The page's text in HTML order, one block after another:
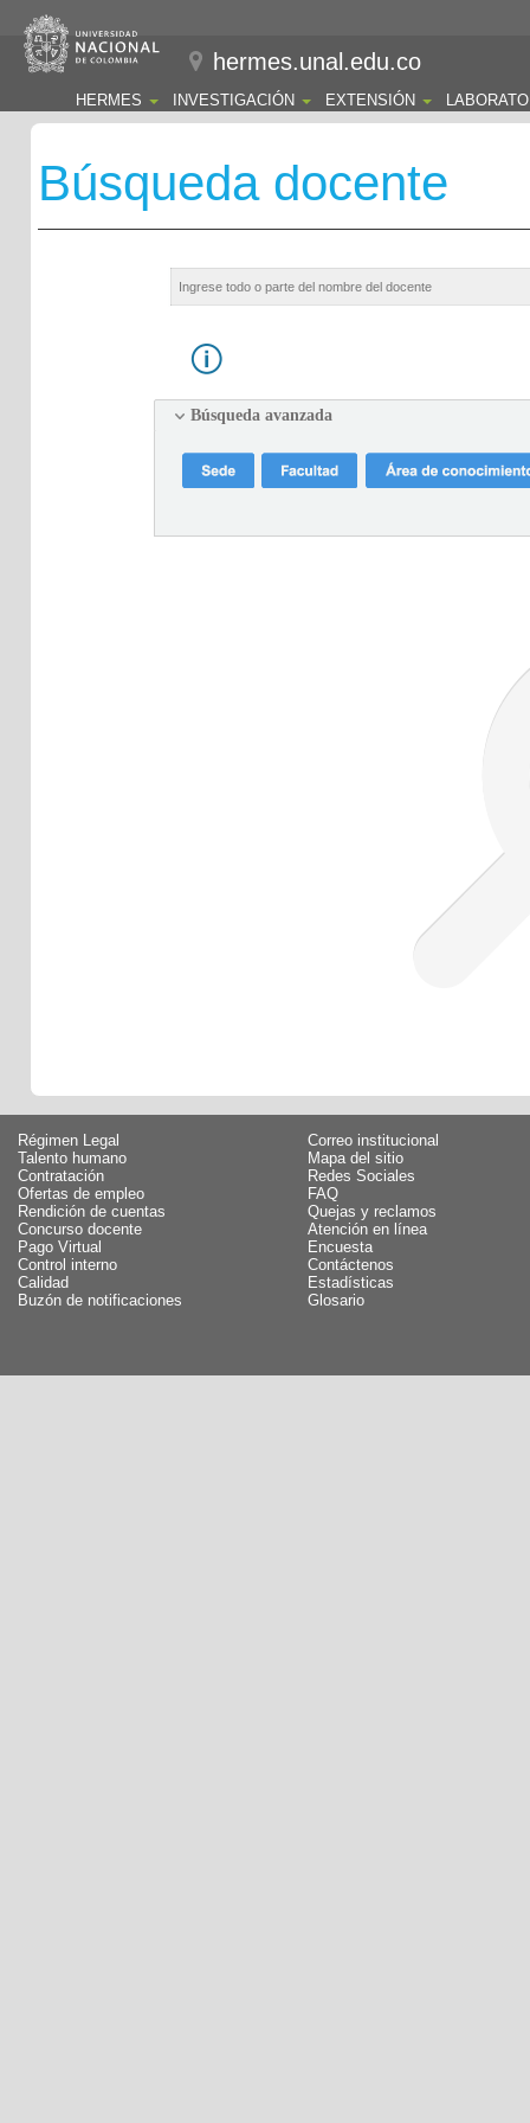
hermes.unal.edu.co
HERMES INVESTIGACIÓN EXTENSIÓN
Búsqueda docente
Búsqueda avanzada
Régimen Legal
Talento humano
Contratación
Ofertas de empleo
Rendición de cuentas
Concurso docente
Pago Virtual
Control interno
Calidad
Buzón de notificaciones
Correo institucional
Mapa del sitio
Redes Sociales
FAQ
Quejas y reclamos
Atención en línea
Encuesta
Contáctenos
Estadísticas
Glosario